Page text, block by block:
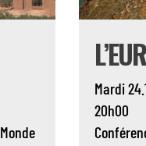
Mardi
20h00